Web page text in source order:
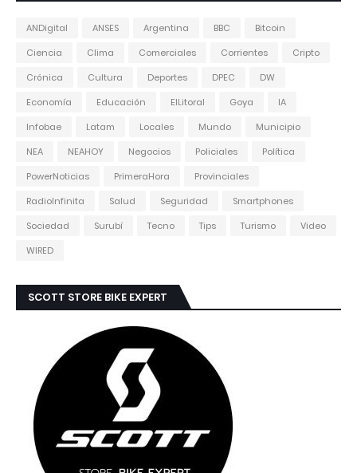
ANDigital ANSES Argentina BBC
Bitcoin
Ciencia
Clima Comerciales Corrientes
Cripto
Crónica
Cultura Deportes DPEC
DW
Economía
Educación ElLitoral Goya
IA
Infobae
Latam Locales Mundo
Municipio
NEA
NEAHOY Negocios Policiales
Política
PowerNoticias
PrimeraHora
Provinciales
RadioInfinita
Salud Seguridad
Smartphones
Sociedad
Surubí Tecno Tips Turismo
Video
WIRED
SCOTT STORE BIKE EXPERT